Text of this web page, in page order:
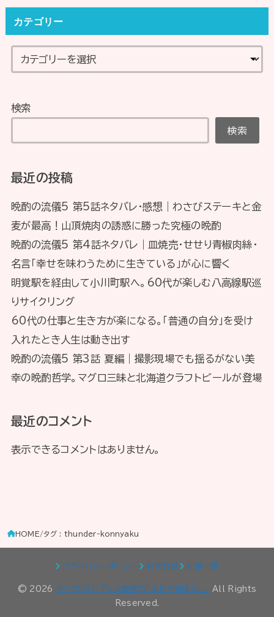
カテゴリー
検索
検索
最近の投稿
晩酌の流儀5 第5話ネタバレ・感想｜わさびステーキと金
麦が最高！山頂焼肉の誘惑に勝った究極の晩酌
晩酌の流儀5 第4話ネタバレ｜皿焼売・せせり青椒肉絲・
名言「幸せを味わうために生きている」が心に響く
明覚駅を経由して小川町駅へ。60代が楽しむ八高線駅巡
りサイクリング
60代の仕事と生き方が楽になる。「普通の自分」を受け
入れたとき人生は動き出す
晩酌の流儀5 第3話 夏編｜撮影現場でも揺るがない美
幸の晩酌哲学。マグロ三昧と北海道クラフトビールが登場
最近のコメント
表示できるコメントはありません。
HOME タグ : thunder-konnyaku
プライバシーポリシー お問合せ 記事一覧
© 2026 サイクリストゴン太教授の「よもやまばなし」 All Rights
Reserved.